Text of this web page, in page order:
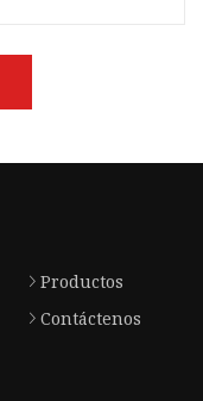
Productos
Contáctenos